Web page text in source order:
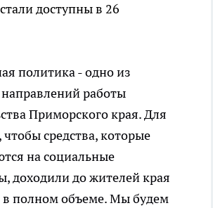
доступны в 26
политика - одно из
работы
Приморского края. Для
средства, которые
на социальные
доходили до жителей края
в полном объеме. Мы будем